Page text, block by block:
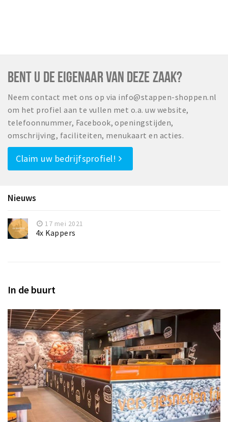
BENT U DE EIGENAAR VAN DEZE ZAAK?
Neem contact met ons op via info@stappen-shoppen.nl
om het profiel aan te vullen met o.a. uw website,
telefoonnummer, Facebook, openingstijden,
omschrijving, faciliteiten, menukaart en acties.
Claim uw bedrijfsprofiel!
Nieuws
17 mei 2021
4x Kappers
In de buurt